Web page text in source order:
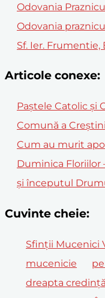
Odovania
Odovania
Sf. Ier. Frumentie,
Articole conexe:
Paștele Catolic și
Comună a
Cum au murit
Duminica Floriilor
și începutul
Cuvinte cheie:
Sfinții Mucenici
mucenicie
dreapta credință